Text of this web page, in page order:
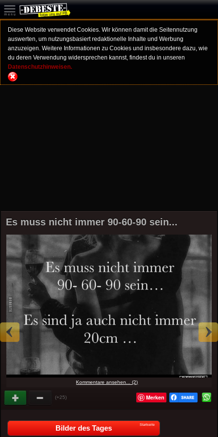
Diese Website verwendet Cookies. Wir können damit die Seitennutzung
auswerten, um nutzungsbasiert redaktionelle Inhalte und Werbung
anzuzeigen. Weitere Informationen zu Cookies und insbesondere dazu, wie
du deren Verwendung widersprechen kannst, findest du in unseren
Datenschutzhinweisen.
Es muss nicht immer 90-60-90 sein...
Kommentare ansehen... (2)
(+25) Merken
Bilder des Tages Startseite